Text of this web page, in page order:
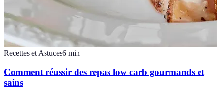
Recettes et Astuces6 min
Comment réussir des repas low carb gourmands et
sains